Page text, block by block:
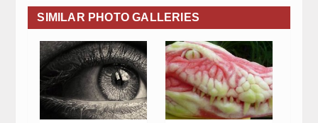
SIMILAR PHOTO GALLERIES